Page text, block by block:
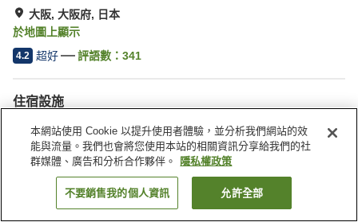
大阪, 大阪府, 日本
於地圖上顯示
4.2 超好 評語數： 341
住宿設施
停車場
自動販賣機
烘焙坊
付費洗衣房
找客房
本網站使用 Cookie 以提升使用者體驗，並分析我們網站的效
能與流量。我們也會將您使用本站的相關資訊分享給我們的社
群媒體、廣告和分析合作夥伴。
隱私權政策
不要銷售我的個人資訊 允許全部